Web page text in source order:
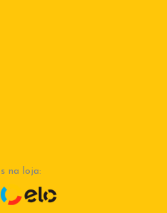
na loja: